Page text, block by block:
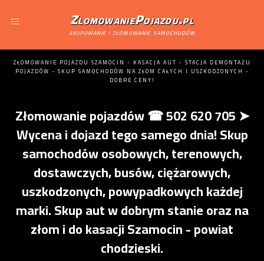
ZlomowaniePojazdu.pl
skupowanie i złomowanie samochodów
ZŁOMOWANIE POJAZDU SZAMOCIN - KASACJA AUT - STACJA DEMONTAŻU
POJAZDÓW - SKUP SAMOCHODÓW NA ZŁOM CAŁYCH I USZKODZONYCH -
DOBRE CENY!
Złomowanie pojazdów ☎ 502 620 705 ➤
Wycena i dojazd tego samego dnia! Skup
samochodów osobowych, terenowych,
dostawczych, busów, ciężarowych,
uszkodzonych, powypadkowych każdej
marki. Skup aut w dobrym stanie oraz na
złom i do kasacji Szamocin - powiat
chodzieski.